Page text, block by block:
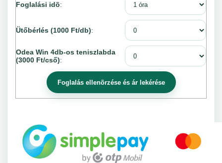
Foglalási idõ:
Ütőbérlés (1000 Ft/db):
Odea Win 4db-os teniszlabda
(3000 Ft/cső):